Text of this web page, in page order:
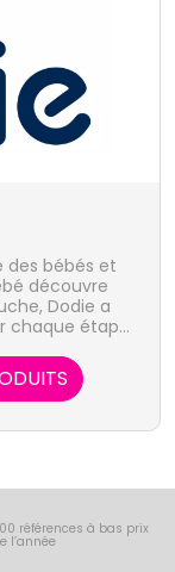
des bébés et
découvre
Dodie a
chaque étape
références à bas prix
l’année